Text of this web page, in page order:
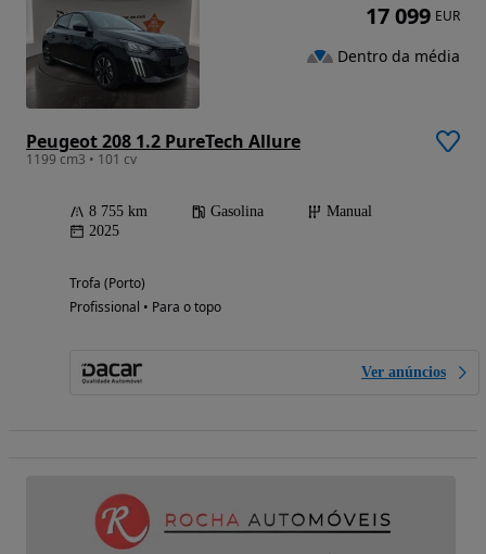
Peugeot 208 1.2 PureTech Allure
1199 cm3 • 101 cv
8 755 km Gasolina
Manual
2025
Trofa (Porto)
Profissional • Para o topo
Ver anúncios
17 099 EUR
Dentro da média